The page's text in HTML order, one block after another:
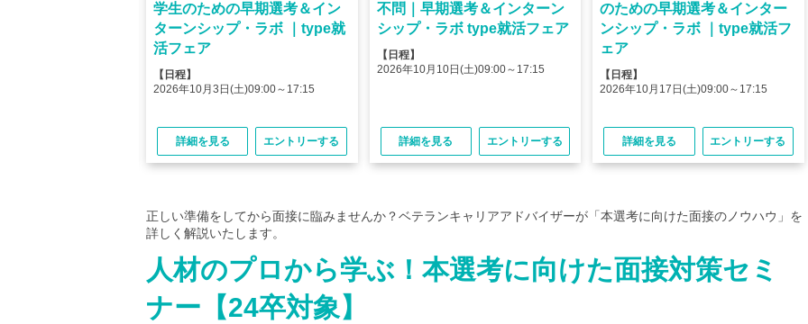
学生のための早期選考＆イン
ターンシップ・ラボ ｜type就
活フェア
【日程】
2026年10月3日(土)09:00～17:15
詳細を見る エントリーする
不問｜早期選考＆インターン
シップ・ラボ type就活フェア
【日程】
2026年10月10日(土)09:00～17:15
詳細を見る エントリーする
のための早期選考＆インター
ンシップ・ラボ ｜type就活フ
ェア
【日程】
2026年10月17日(土)09:00～17:15
詳細を見る エントリーする
正しい準備をしてから面接に臨みませんか？ベテランキャリアアドバイザーが「本選考に向けた面接のノウハウ」を
詳しく解説いたします。
人材のプロから学ぶ！本選考に向けた面接対策セミ
ナー【24卒対象】